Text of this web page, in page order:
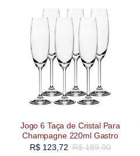
Jogo 6 Taça de Cristal Para
Champagne 220ml Gastro
R$189,90
R$123,72